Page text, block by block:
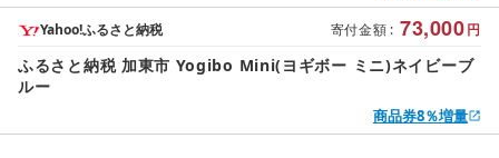
寄付金額 : 73,000円
Yahoo!ふるさと納税
ふるさと納税 加東市 Yogibo Mini(ヨギボー ミニ)ネイビーブ
ルー
商品券8％増量